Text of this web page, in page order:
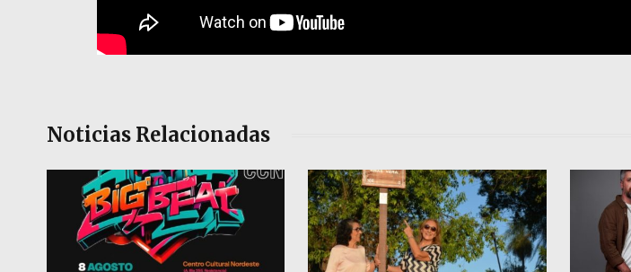
Noticias Relacionadas